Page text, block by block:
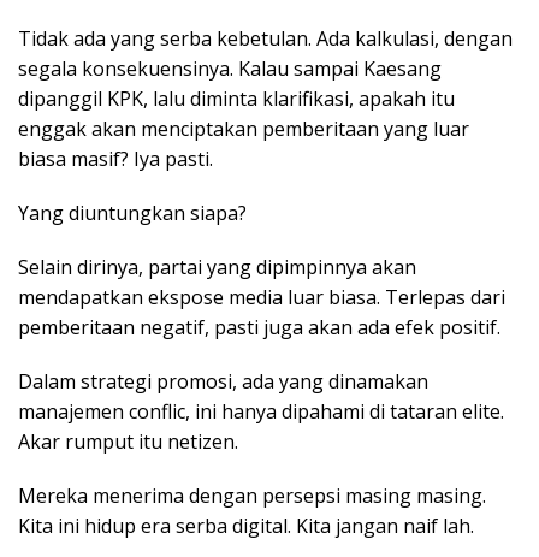
Tidak ada yang serba kebetulan. Ada kalkulasi, dengan
segala konsekuensinya. Kalau sampai Kaesang
dipanggil KPK, lalu diminta klarifikasi, apakah itu
enggak akan menciptakan pemberitaan yang luar
biasa masif? Iya pasti.
Yang diuntungkan siapa?
Selain dirinya, partai yang dipimpinnya akan
mendapatkan ekspose media luar biasa. Terlepas dari
pemberitaan negatif, pasti juga akan ada efek positif.
Dalam strategi promosi, ada yang dinamakan
manajemen conflic, ini hanya dipahami di tataran elite.
Akar rumput itu netizen.
Mereka menerima dengan persepsi masing masing.
Kita ini hidup era serba digital. Kita jangan naif lah.